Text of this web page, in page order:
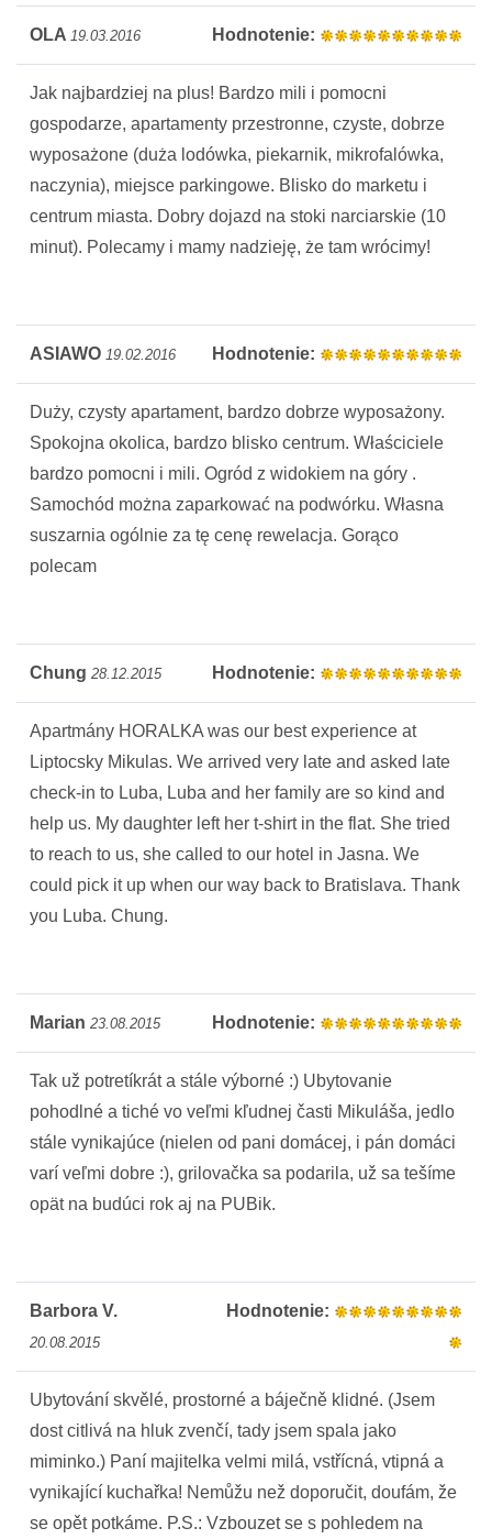
OLA 19.03.2016 Hodnotenie:
Jak najbardziej na plus! Bardzo mili i pomocni
gospodarze, apartamenty przestronne, czyste, dobrze
wyposażone (duża lodówka, piekarnik, mikrofalówka,
naczynia), miejsce parkingowe. Blisko do marketu i
centrum miasta. Dobry dojazd na stoki narciarskie (10
minut). Polecamy i mamy nadzieję, że tam wrócimy!
ASIAWO 19.02.2016 Hodnotenie:
Duży, czysty apartament, bardzo dobrze wyposażony.
Spokojna okolica, bardzo blisko centrum. Właściciele
bardzo pomocni i mili. Ogród z widokiem na góry .
Samochód można zaparkować na podwórku. Własna
suszarnia ogólnie za tę cenę rewelacja. Gorąco
polecam
Chung 28.12.2015 Hodnotenie:
Apartmány HORALKA was our best experience at
Liptocsky Mikulas. We arrived very late and asked late
check-in to Luba, Luba and her family are so kind and
help us. My daughter left her t-shirt in the flat. She tried
to reach to us, she called to our hotel in Jasna. We
could pick it up when our way back to Bratislava. Thank
you Luba. Chung.
Marian 23.08.2015 Hodnotenie:
Tak už potretíkrát a stále výborné :) Ubytovanie
pohodlné a tiché vo veľmi kľudnej časti Mikuláša, jedlo
stále vynikajúce (nielen od pani domácej, i pán domáci
varí veľmi dobre :), grilovačka sa podarila, už sa tešíme
opät na budúci rok aj na PUBik.
Barbora V.
20.08.2015
Hodnotenie:
Ubytování skvělé, prostorné a báječně klidné. (Jsem
dost citlivá na hluk zvenčí, tady jsem spala jako
miminko.) Paní majitelka velmi milá, vstřícná, vtipná a
vynikající kuchařka! Nemůžu než doporučit, doufám, že
se opět potkáme. P.S.: Vzbouzet se s pohledem na